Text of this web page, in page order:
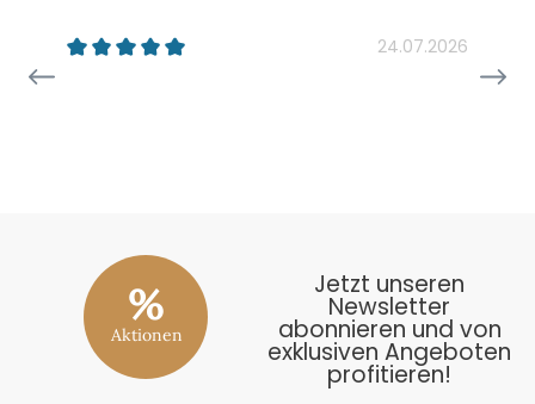
24.07.2026
%
Aktionen
Jetzt unseren
Newsletter
abonnieren und von
exklusiven Angeboten
profitieren!